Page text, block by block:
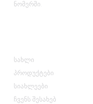
ნომერში.
სახლი
პროდუქტები
სიახლეები
ჩვენს შესახებ